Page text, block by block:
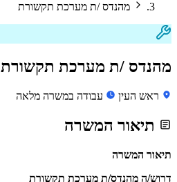
מהנדס /ת מערכת תקשורת
מהנדס /ת מערכת תקשורת
ראש העין עבודה במשרה מלאה
תיאור המשרה
תיאור המשרה
דרוש/ה מהנדס/ת מערכת תקשורת